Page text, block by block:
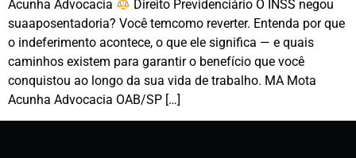
Acunha Advocacia
Direito Previdenciário O INSS negou
suaaposentadoria? Você temcomo reverter. Entenda por que
o indeferimento acontece, o que ele significa — e quais
caminhos existem para garantir o benefício que você
conquistou ao longo da sua vida de trabalho. MA Mota
Acunha Advocacia OAB/SP […]